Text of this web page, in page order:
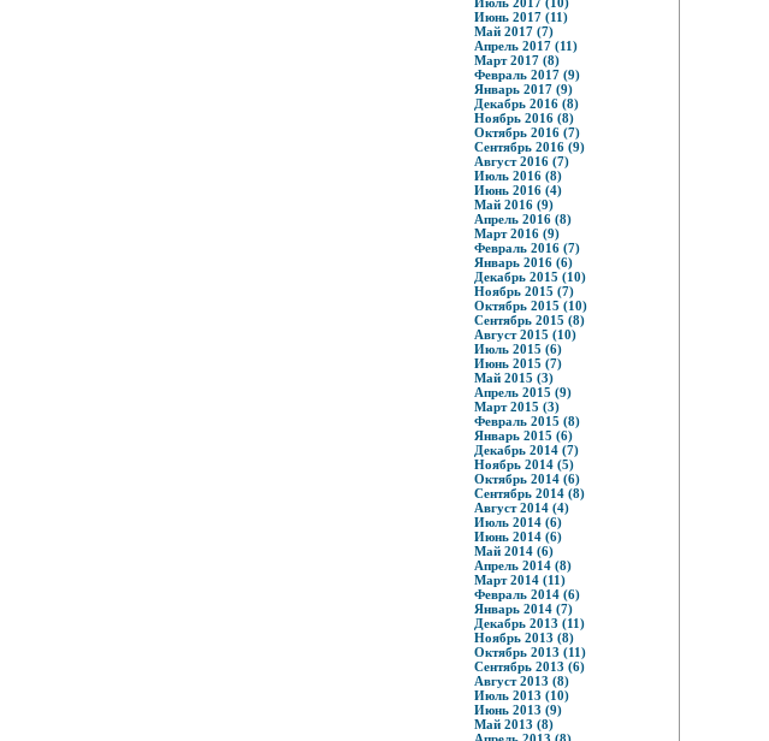
Июнь 2017 (11)
Май 2017 (7)
Апрель 2017 (11)
Март 2017 (8)
Февраль 2017 (9)
Январь 2017 (9)
Декабрь 2016 (8)
Ноябрь 2016 (8)
Октябрь 2016 (7)
Сентябрь 2016 (9)
Август 2016 (7)
Июль 2016 (8)
Июнь 2016 (4)
Май 2016 (9)
Апрель 2016 (8)
Март 2016 (9)
Февраль 2016 (7)
Январь 2016 (6)
Декабрь 2015 (10)
Ноябрь 2015 (7)
Октябрь 2015 (10)
Сентябрь 2015 (8)
Август 2015 (10)
Июль 2015 (6)
Июнь 2015 (7)
Май 2015 (3)
Апрель 2015 (9)
Март 2015 (3)
Февраль 2015 (8)
Январь 2015 (6)
Декабрь 2014 (7)
Ноябрь 2014 (5)
Октябрь 2014 (6)
Сентябрь 2014 (8)
Август 2014 (4)
Июль 2014 (6)
Июнь 2014 (6)
Май 2014 (6)
Апрель 2014 (8)
Март 2014 (11)
Февраль 2014 (6)
Январь 2014 (7)
Декабрь 2013 (11)
Ноябрь 2013 (8)
Октябрь 2013 (11)
Сентябрь 2013 (6)
Август 2013 (8)
Июль 2013 (10)
Июнь 2013 (9)
Май 2013 (8)